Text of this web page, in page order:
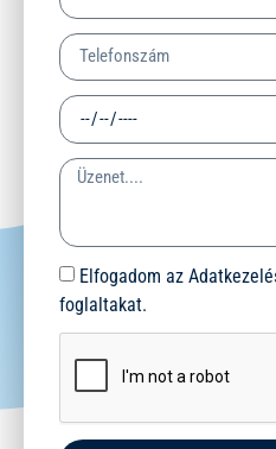
Elfogadom az
foglaltakat.